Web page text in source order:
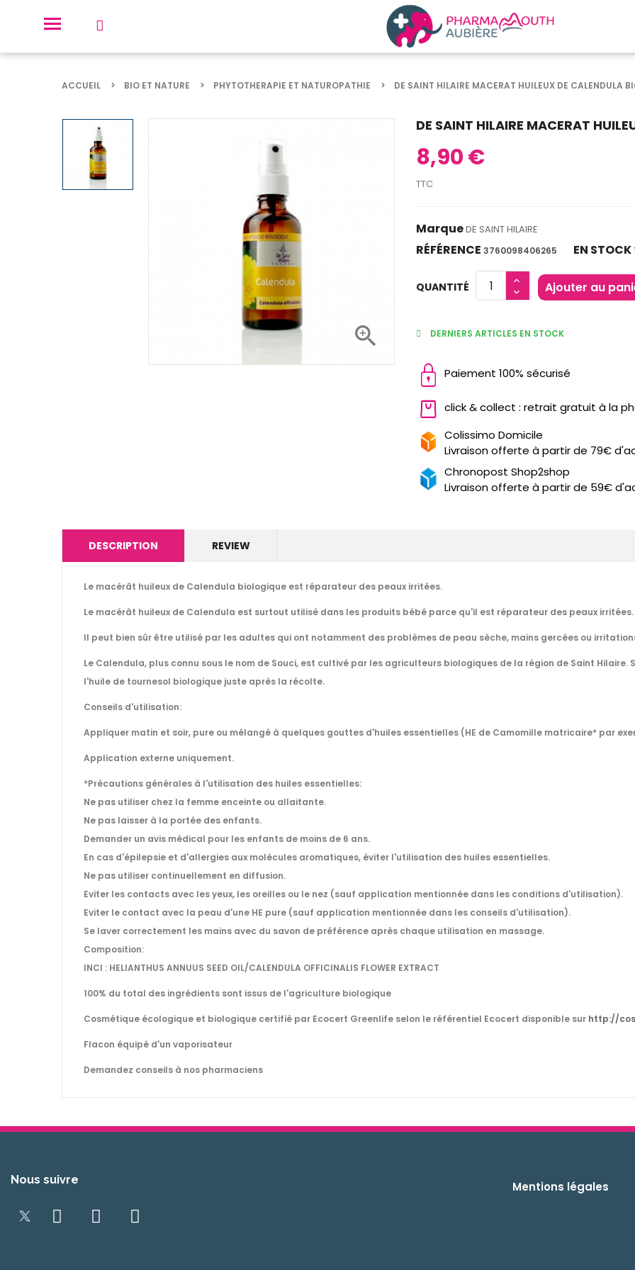
ACCUEIL BIO ET NATURE PHYTOTHERAPIE ET NATUROPATHIE DE SAINT HILAIRE MACERAT HUILEUX DE CALENDULA

DE SAINT HILAIRE MACERAT
8,90 €
TTC
MarqueDE SAINT HILAIRE
RÉFÉRENCE 3760098406265 EN STOCK
QUANTITÉ Ajouter au
DERNIERS ARTICLES EN STOCK
Paiement 100% sécurisé
click & collect : retrait gratuit à la
Colissimo Domicile
Livraison offerte à partir de 79€
Chronopost Shop2shop
Livraison offerte à partir de 59€
DESCRIPTION REVIEW
Le macérât huileux de Calendula biologique est réparateur des peaux irritées.
Le macérât huileux de Calendula est surtout utilisé dans les produits bébé parce qu'il est réparateur des peaux irritées.
Il peut bien sûr être utilisé par les adultes qui ont notamment des problèmes de peau sèche, mains gercées ou
Le Calendula, plus connu sous le nom de Souci, est cultivé par les agriculteurs biologiques de la région de Saint Hilaire.
l'huile de tournesol biologique juste après la récolte.
Conseils d'utilisation:
Appliquer matin et soir, pure ou mélangé à quelques gouttes d'huiles essentielles (HE de Camomille matricaire* par
Application externe uniquement.
*Précautions générales à l'utilisation des huiles essentielles:
Ne pas utiliser chez la femme enceinte ou allaitante.
Ne pas laisser à la portée des enfants.
Demander un avis médical pour les enfants de moins de 6 ans.
En cas d'épilepsie et d'allergies aux molécules aromatiques, éviter l'utilisation des huiles essentielles.
Ne pas utiliser continuellement en diffusion.
Eviter les contacts avec les yeux, les oreilles ou le nez (sauf application mentionnée dans les conditions d'utilisation).
Eviter le contact avec la peau d'une HE pure (sauf application mentionnée dans les conseils d'utilisation).
Se laver correctement les mains avec du savon de préférence après chaque utilisation en massage.
Composition:
INCI : HELIANTHUS ANNUUS SEED OIL/CALENDULA OFFICINALIS FLOWER EXTRACT
100% du total des ingrédients sont issus de l'agriculture biologique
Cosmétique écologique et biologique certifié par Ecocert Greenlife selon le référentiel Ecocert disponible sur http://
Flacon équipé d'un vaporisateur
Demandez conseils à nos pharmaciens
Nous suivre Mentions légales